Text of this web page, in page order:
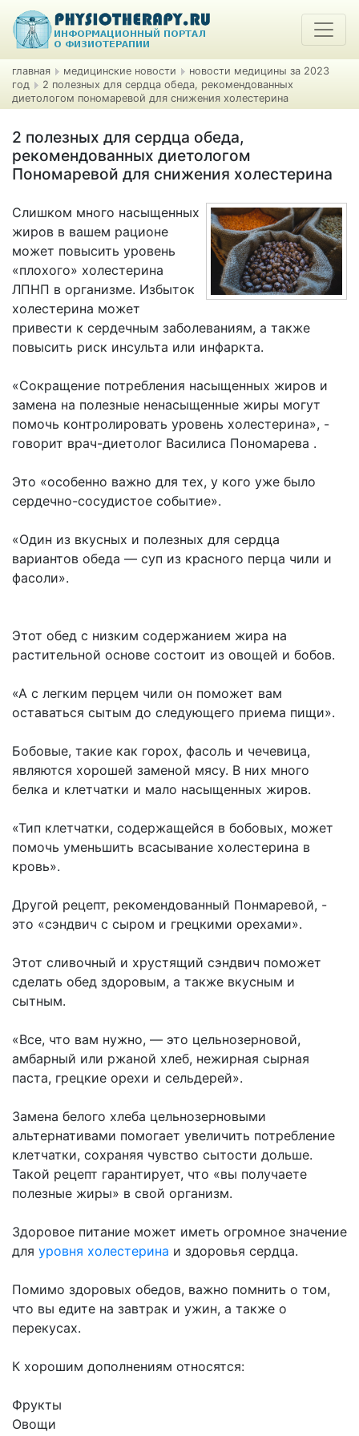
главная медицинские новости
новости медицины за 2023
год
2 полезных для сердца обеда, рекомендованных
диетологом пономаревой для снижения холестерина
2 полезных для сердца обеда,
рекомендованных диетологом
Пономаревой для снижения холестерина
Слишком много насыщенных
жиров в вашем рационе
может повысить уровень
«плохого» холестерина
ЛПНП в организме. Избыток
холестерина может
привести к сердечным заболеваниям, а также
повысить риск инсульта или инфаркта.
«Сокращение потребления насыщенных жиров и
замена на полезные ненасыщенные жиры могут
помочь контролировать уровень холестерина», -
говорит врач-диетолог Василиса Пономарева .
Это «особенно важно для тех, у кого уже было
сердечно-сосудистое событие».
«Один из вкусных и полезных для сердца
вариантов обеда — суп из красного перца чили и
фасоли».
Этот обед с низким содержанием жира на
растительной основе состоит из овощей и бобов.
«А с легким перцем чили он поможет вам
оставаться сытым до следующего приема пищи».
Бобовые, такие как горох, фасоль и чечевица,
являются хорошей заменой мясу. В них много
белка и клетчатки и мало насыщенных жиров.
«Тип клетчатки, содержащейся в бобовых, может
помочь уменьшить всасывание холестерина в
кровь».
Другой рецепт, рекомендованный Понмаревой, -
это «сэндвич с сыром и грецкими орехами».
Этот сливочный и хрустящий сэндвич поможет
сделать обед здоровым, а также вкусным и
сытным.
«Все, что вам нужно, — это цельнозерновой,
амбарный или ржаной хлеб, нежирная сырная
паста, грецкие орехи и сельдерей».
Замена белого хлеба цельнозерновыми
альтернативами помогает увеличить потребление
клетчатки, сохраняя чувство сытости дольше.
Такой рецепт гарантирует, что «вы получаете
полезные жиры» в свой организм.
Здоровое питание может иметь огромное значение
для уровня холестерина и здоровья сердца.
Помимо здоровых обедов, важно помнить о том,
что вы едите на завтрак и ужин, а также о
перекусах.
К хорошим дополнениям относятся:
Фрукты
Овощи